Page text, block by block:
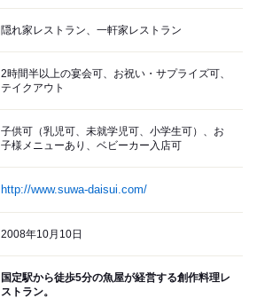
隠れ家レストラン、一軒家レストラン
2時間半以上の宴会可、お祝い・サプライズ可、
テイクアウト
子供可（乳児可、未就学児可、小学生可）、お
子様メニューあり、ベビーカー入店可
http://www.suwa-daisui.com/
2008年10月10日
国定駅から徒歩5分の魚屋が経営する創作料理レ
ストラン。